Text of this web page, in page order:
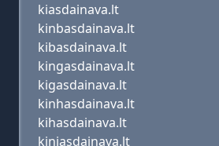
kiasdainava.lt
kinbasdainava.lt
kibasdainava.lt
kingasdainava.lt
kigasdainava.lt
kinhasdainava.lt
kihasdainava.lt
kinjasdainava.lt